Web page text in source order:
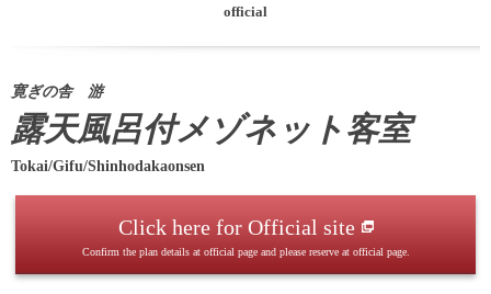
official
寛ぎの舎 游
露天風呂付メゾネット客室
Tokai/Gifu/Shinhodakaonsen
Click here for Official site
Confirm the plan details at official page and please reserve at official page.